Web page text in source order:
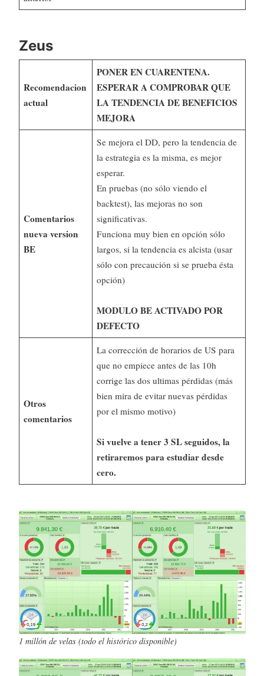
Zeus
Recomendacion
actual
PONER EN CUARENTENA.
ESPERAR A COMPROBAR QUE
LA TENDENCIA DE BENEFICIOS
MEJORA
Comentarios
nueva version
BE
Se mejora el DD, pero la tendencia de
la estrategia es la misma, es mejor
esperar.
En pruebas (no sólo viendo el
backtest), las mejoras no son
significativas.
Funciona muy bien en opción sólo
largos, si la tendencia es alcista (usar
sólo con precaución si se prueba ésta
opción)
MODULO BE ACTIVADO POR
DEFECTO
Otros
comentarios
La corrección de horarios de US para
que no empiece antes de las 10h
corrige las dos ultimas pérdidas (más
bien mira de evitar nuevas pérdidas
por el mismo motivo)
Si vuelve a tener 3 SL seguidos, la
retiraremos para estudiar desde
cero.
1 millón de velas (todo el histórico disponible)